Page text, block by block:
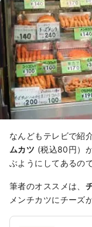
なんどもテレビで紹
ムカツ (税込80円）
ぶようにしてあるの
筆者のオススメは、
メンチカツにチーズ